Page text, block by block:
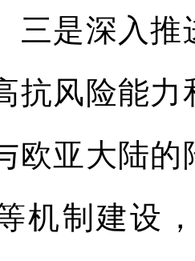
三是深入
抗风险能
欧亚大陆
机制建设